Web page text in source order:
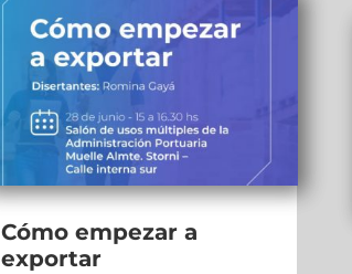
Cómo empezar a
exportar